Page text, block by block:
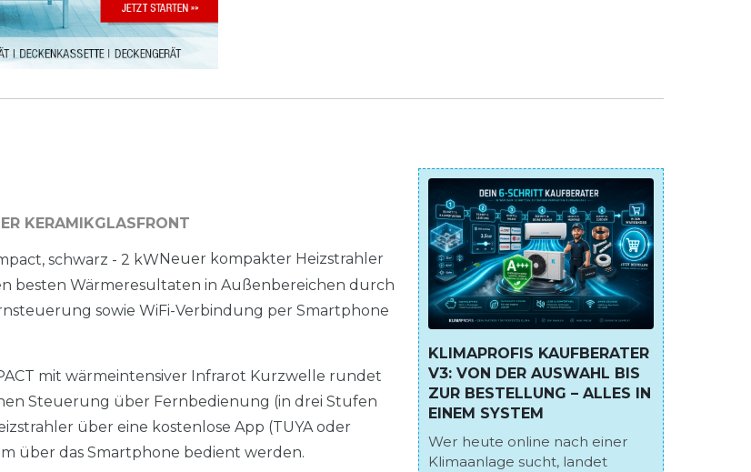
KERAMIKGLASFRONT
Neuer kompakter Heizstrahler
besten Wärmeresultaten in Außenbereichen durch
sowie WiFi-Verbindung per Smartphone
mit wärmeintensiver Infrarot Kurzwelle rundet
Steuerung über Fernbedienung (in drei Stufen
über eine kostenlose App (TUYA oder
über das Smartphone bedient werden.
KLIMAPROFIS KAUFBERATER
V3: VON DER AUSWAHL BIS
ZUR BESTELLUNG – ALLES IN
EINEM SYSTEM
Wer heute online nach einer
Klimaanlage sucht, landet